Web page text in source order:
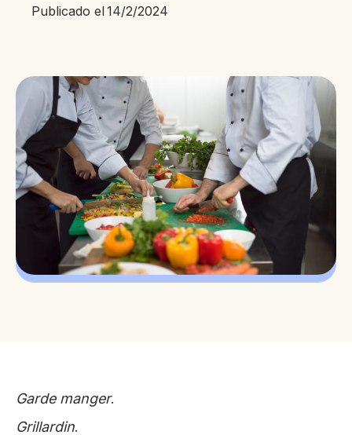
Publicado el14/2/2024
Garde manger.
Grillardin.